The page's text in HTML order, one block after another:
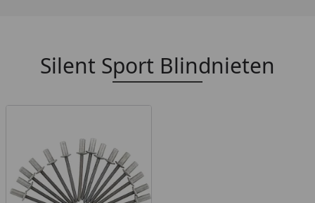
Silent Sport Blindnieten